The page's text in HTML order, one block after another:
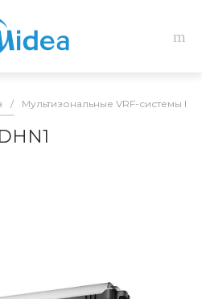
/ Мультизональные VRF-системы